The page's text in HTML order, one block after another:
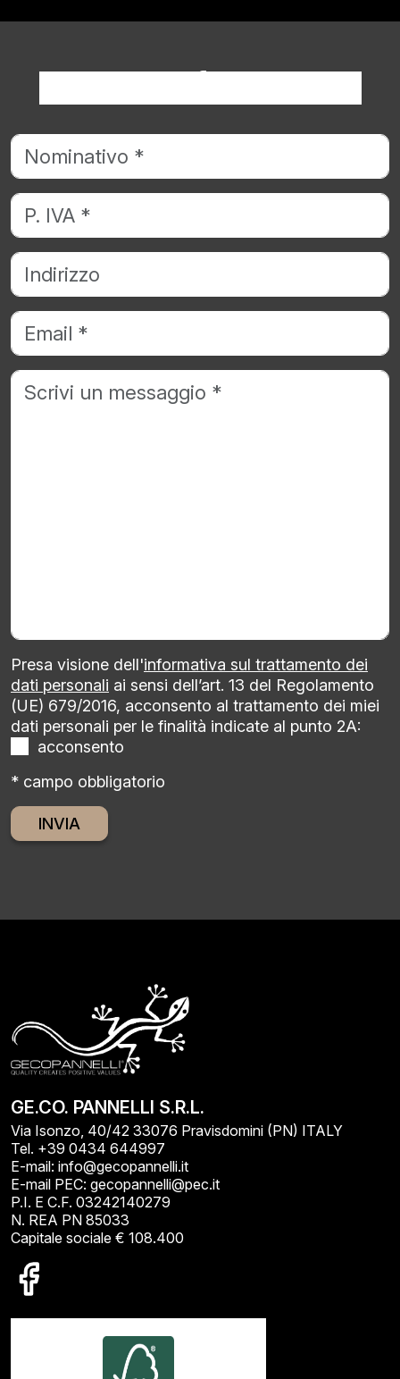
Richiedi informazioni
Presa visione dell'informativa sul trattamento dei
dati personali ai sensi dell’art. 13 del Regolamento
(UE) 679/2016, acconsento al trattamento dei miei
dati personali per le finalità indicate al punto 2A:
acconsento
* campo obbligatorio
GE.CO. PANNELLI S.R.L.
Via Isonzo, 40/42 33076 Pravisdomini (PN) ITALY
Tel. +39 0434 644997
E-mail: info@gecopannelli.it
E-mail PEC: gecopannelli@pec.it
P.I. E C.F. 03242140279
N. REA PN 85033
Capitale sociale € 108.400